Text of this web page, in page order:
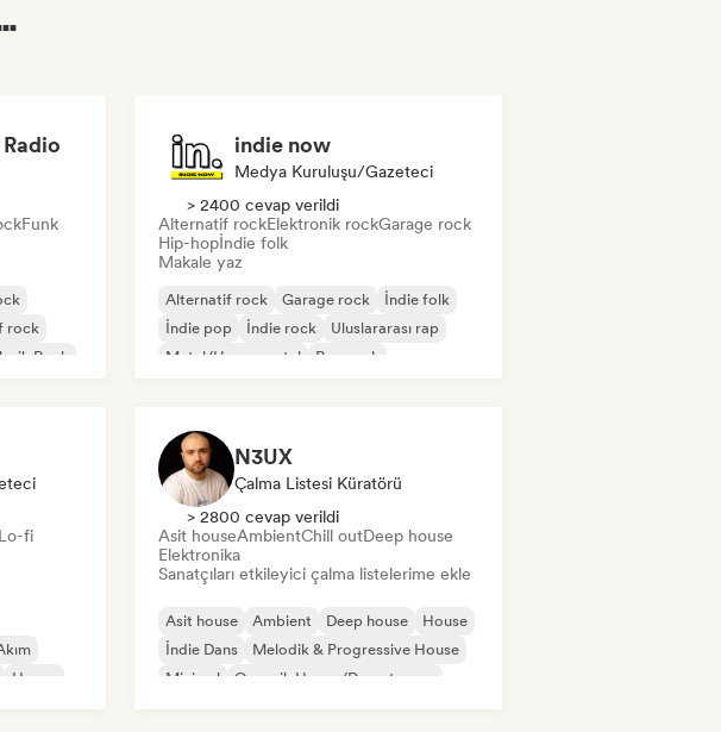
Funk
rock
Rock
indie now
Medya Kuruluşu/Gazeteci
> 2400 cevap verildi
Alternatif rockElektronik rockGarage rock
Hip-hopİndie folk
Makale yaz
Alternatif rock Garage rock
İndie folk
İndie pop
İndie rock
Uluslararası rap
Metal/Heavy metal
Pop rock
fi
House
N3UX
Çalma Listesi Küratörü
> 2800 cevap verildi
Asit houseAmbientChill outDeep house
Elektronika
Sanatçıları etkileyici çalma listelerime ekle
Asit house Ambient Deep house
House
İndie Dans
Melodik & Progressive House
Minimal
Organik House/Downtempo